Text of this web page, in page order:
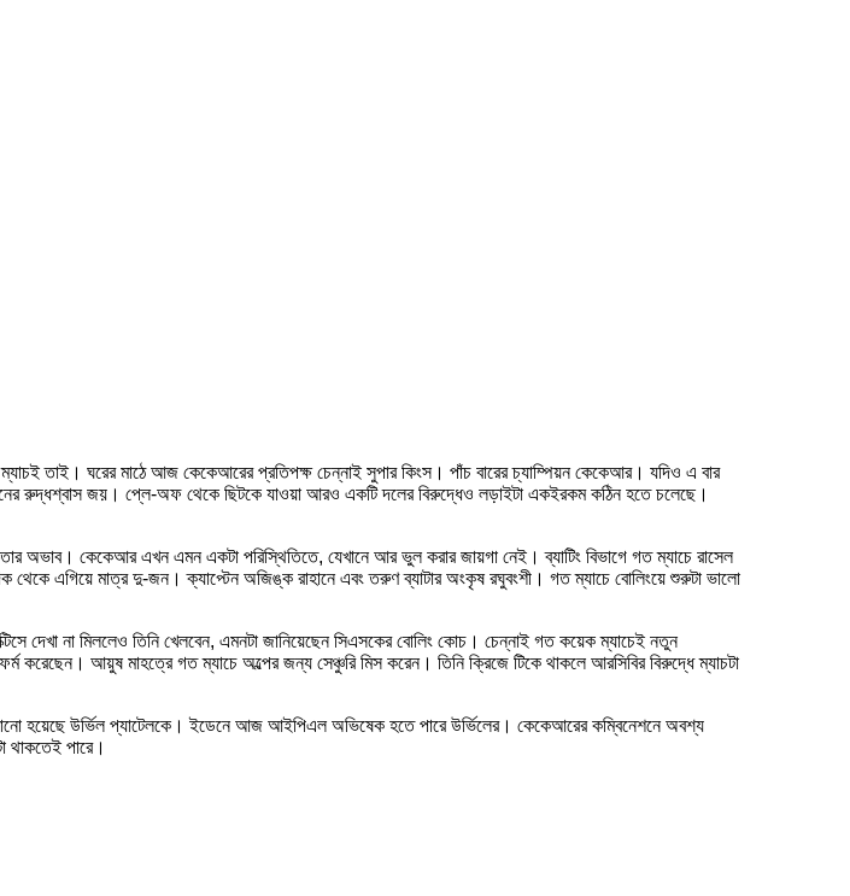
তাই। ঘরের মাঠে আজ কেকেআরের প্রতিপক্ষ চেন্নাই সুপার কিংস। পাঁচ বারের চ্যাম্পিয়ন কেকেআর। যদিও এ বার
রুদ্ধশ্বাস জয়। প্লে-অফ থেকে ছিটকে যাওয়া আরও একটি দলের বিরুদ্ধেও লড়াইটা একইরকম কঠিন হতে চলেছে।
অভাব। কেকেআর এখন এমন একটা পরিস্থিতিতে, যেখানে আর ভুল করার জায়গা নেই। ব্যাটিং বিভাগে গত ম্যাচে রাসেল
থেকে এগিয়ে মাত্র দু-জন। ক্যাপ্টেন অজিঙ্ক রাহানে এবং তরুণ ব্যাটার অংকৃষ রঘুবংশী। গত ম্যাচে বোলিংয়ে শুরুটা ভালো
দেখা না মিললেও তিনি খেলবেন, এমনটা জানিয়েছেন সিএসকের বোলিং কোচ। চেন্নাই গত কয়েক ম্যাচেই নতুন
আয়ুষ মাহত্রে গত ম্যাচে অল্পের জন্য সেঞ্চুরি মিস করেন। তিনি ক্রিজে টিকে থাকলে আরসিবির বিরুদ্ধে ম্যাচটা
হয়েছে উর্ভিল প্যাটেলকে। ইডেনে আজ আইপিএল অভিষেক হতে পারে উর্ভিলের। কেকেআরের কম্বিনেশনে অবশ্য
থাকতেই পারে।